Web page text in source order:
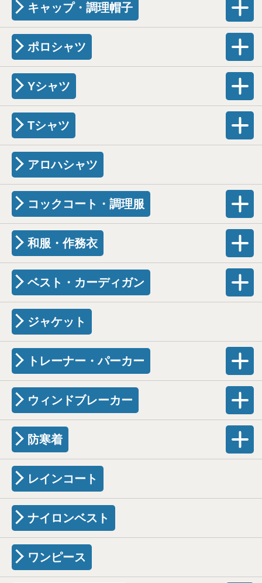
キャップ・調理帽子
ポロシャツ
Yシャツ
Tシャツ
アロハシャツ
コックコート・調理服
和服・作務衣
ベスト・カーディガン
ジャケット
トレーナー・パーカー
ウィンドブレーカー
防寒着
レインコート
ナイロンベスト
ワンピース